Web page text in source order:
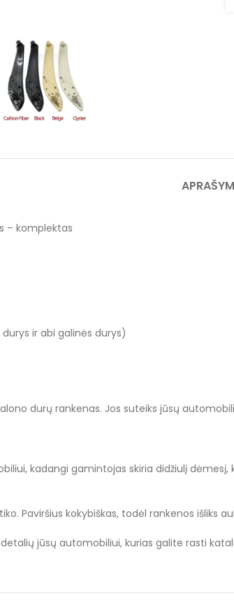
– komplektas
ir abi galinės durys)
durų rankenas. Jos suteiks jūsų
kadangi gamintojas skiria didžiulį
Paviršius kokybiškas, todėl rankenos išliks
jūsų automobiliui, kurias galite rasti